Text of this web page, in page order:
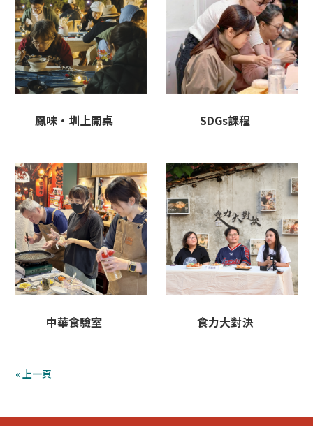
鳳味·圳上開桌 SDGs課程
中華食驗室 食力大對決
« 上一頁